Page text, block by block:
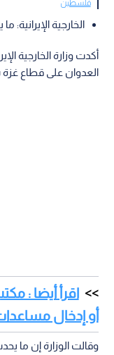
فلسطين
الخارجية
أكدت وزارة الخارجية
العدوان على قطاع غزة
اقرأ أيضا :
أو إدخال
وقالت الوزارة إن ما